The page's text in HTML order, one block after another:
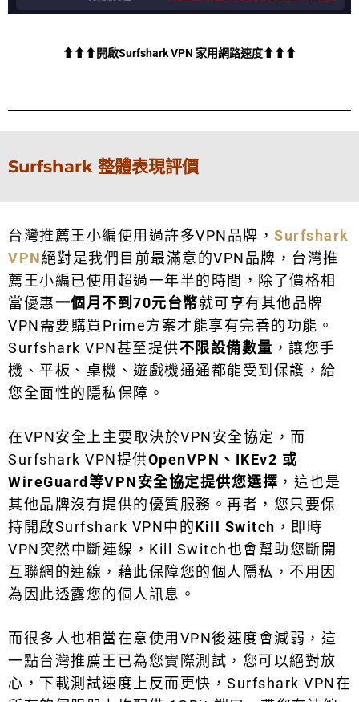
⬆⬆⬆開啟Surfshark VPN 家用網路速度⬆⬆⬆
Surfshark 整體表現評價
台灣推薦王小編使用過許多VPN品牌， Surfshark
VPN絕對是我們目前最滿意的VPN品牌，台灣推
薦王小編已使用超過一年半的時間，除了價格相
當優惠一個月不到70元台幣就可享有其他品牌
VPN需要購買Prime方案才能享有完善的功能。
Surfshark VPN甚至提供不限設備數量 ，讓您手
機、平板、桌機、遊戲機通通都能受到保護，給
您全面性的隱私保障。
在VPN安全上主要取決於VPN安全協定，而
Surfshark VPN提供OpenVPN、IKEv2 或
WireGuard等VPN安全協定提供您選擇 ，這也是
其他品牌沒有提供的優質服務。再者，您只要保
持開啟Surfshark VPN中的Kill Switch ，即時
VPN突然中斷連線，Kill Switch也會幫助您斷開
互聯網的連線，藉此保障您的個人隱私，不用因
為因此透露您的個人訊息。
而很多人也相當在意使用VPN後速度會減弱，這
一點台灣推薦王已為您實際測試，您可以絕對放
心，下載測試速度上反而更快，Surfshark VPN在